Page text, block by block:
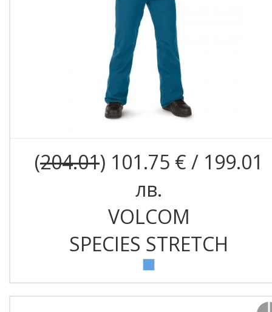
(204.01) 101.75 € / 199.01
лв.
VOLCOM
SPECIES STRETCH